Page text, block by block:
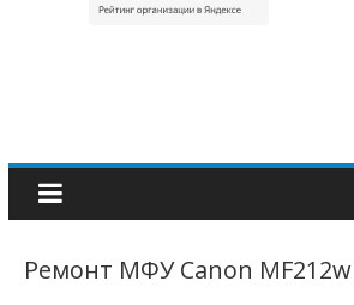
Ремонт МФУ Canon MF212w